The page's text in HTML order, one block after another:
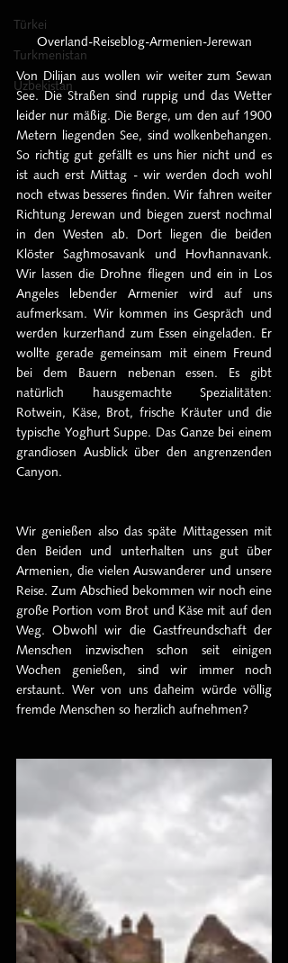
Türkei
Turkmenistan
Uzbekistan
Overland-Reiseblog-Armenien-Jerewan
Von Dilijan aus wollen wir weiter zum Sewan
See. Die Straßen sind ruppig und das Wetter
leider nur mäßig. Die Berge, um den auf 1900
Metern liegenden See, sind wolkenbehangen.
So richtig gut gefällt es uns hier nicht und es
ist auch erst Mittag - wir werden doch wohl
noch etwas besseres finden. Wir fahren weiter
Richtung Jerewan und biegen zuerst nochmal
in den Westen ab. Dort liegen die beiden
Klöster Saghmosavank und Hovhannavank.
Wir lassen die Drohne fliegen und ein in Los
Angeles lebender Armenier wird auf uns
aufmerksam. Wir kommen ins Gespräch und
werden kurzerhand zum Essen eingeladen. Er
wollte gerade gemeinsam mit einem Freund
bei dem Bauern nebenan essen. Es gibt
natürlich hausgemachte Spezialitäten:
Rotwein, Käse, Brot, frische Kräuter und die
typische Yoghurt Suppe. Das Ganze bei einem
grandiosen Ausblick über den angrenzenden
Canyon.
Wir genießen also das späte Mittagessen mit
den Beiden und unterhalten uns gut über
Armenien, die vielen Auswanderer und unsere
Reise. Zum Abschied bekommen wir noch eine
große Portion vom Brot und Käse mit auf den
Weg. Obwohl wir die Gastfreundschaft der
Menschen inzwischen schon seit einigen
Wochen genießen, sind wir immer noch
erstaunt. Wer von uns daheim würde völlig
fremde Menschen so herzlich aufnehmen?